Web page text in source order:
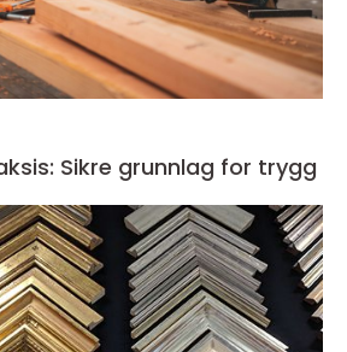
Sikre grunnlag for trygg